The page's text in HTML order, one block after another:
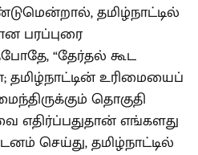
தமிழ்நாட்டில்
பரப்புரை
“தேர்தல் கூட
தமிழ்நாட்டின் உரிமையைப்
தொகுதி
எதிர்ப்பதுதான் எங்களது
செய்து, தமிழ்நாட்டில்